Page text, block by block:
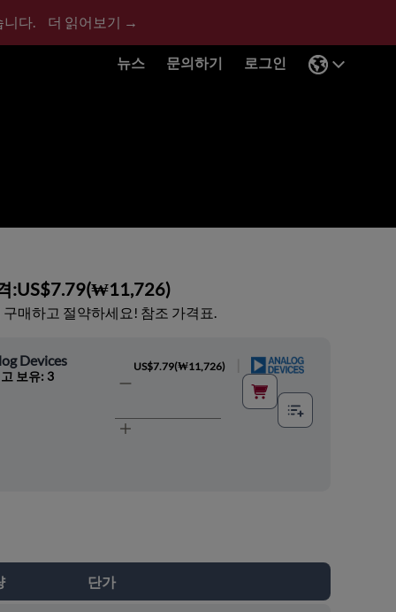
니다. 더 읽어보기 →
뉴스 문의하기 로그인
:US$7.79(₩11,726)
구매하고 절약하세요! 참조 가격표.
Devices
보유: 3
US$7.79(₩11,726)
단가